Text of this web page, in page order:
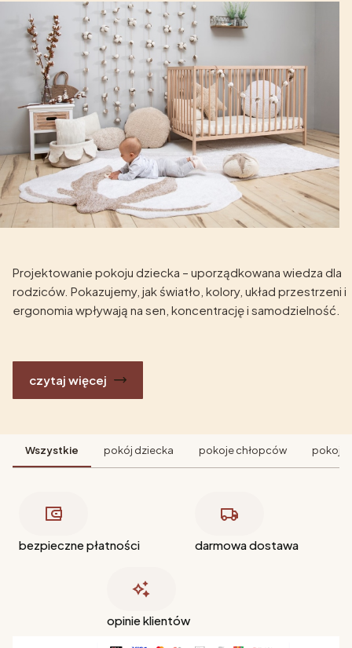
Projektowanie pokoju dziecka – uporządkowana wiedza dla
rodziców. Pokazujemy, jak światło, kolory, układ przestrzeni i
ergonomia wpływają na sen, koncentrację i samodzielność.
czytaj więcej
Wszystkie pokój dziecka pokoje chłopców pokoje
bezpieczne płatności darmowa dostawa
opinie klientów